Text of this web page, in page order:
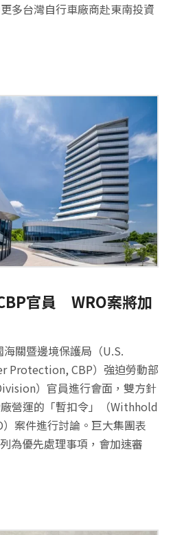
多台灣自行車廠商赴東南投資
官員 WRO案將加
關暨邊境保護局（U.S.
Protection, CBP）強迫勞動部
）官員進行會面，雙方針
營運的「暫扣令」（Withhold
案件進行討論。巨大集團表
為優先處理事項，會加速審